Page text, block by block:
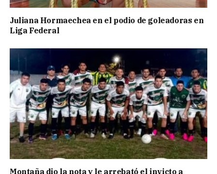
Juliana Hormaechea en el podio de goleadoras en
Liga Federal
Montaña dio la nota y le arrebató el invicto a